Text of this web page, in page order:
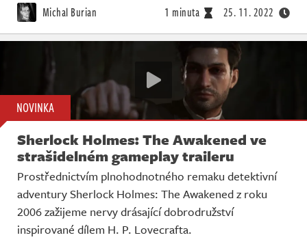
Michal Burian 1 minuta 25. 11. 2022
NOVINKA
Sherlock Holmes: The Awakened ve
strašidelném gameplay traileru
Prostřednictvím plnohodnotného remaku detektivní
adventury Sherlock Holmes: The Awakened z roku
2006 zažijeme nervy drásající dobrodružství
inspirované dílem H. P. Lovecrafta.